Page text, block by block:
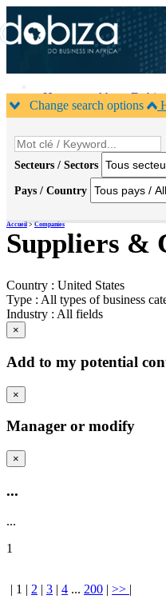
Home About
calendar
Contacts
Change search options
Secteurs / Sectors
Pays / Country
Accueil>Companies
Suppliers &
Country : United States
Type : All types of business
Industry : All fields
×
Add to my potential
×
Manager or modify
×
...
...
1
1 2 3 4 ... 200 >>